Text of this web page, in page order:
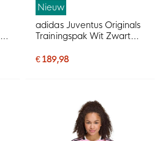
Nieuw
adidas Juventus Originals
Trainingspak Wit Zwart
€ 189,98